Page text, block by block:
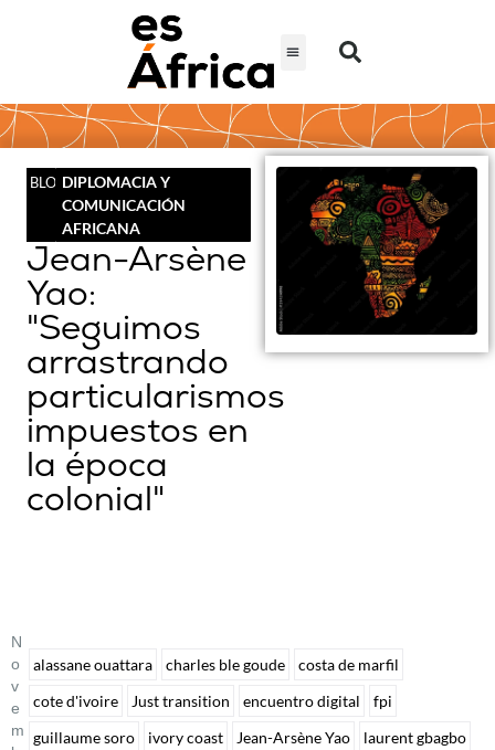
BLOGDIPLOMACIA Y
COMUNICACIÓN
AFRICANA
Jean-Arsène
Yao:
"Seguimos
arrastrando
particularismos
impuestos en
la época
colonial"
N
O
V
E
M
alassane ouattara charles ble goude
costa de marfil
cote d'ivoire
Just transition encuentro digital
fpi
guillaume soro
ivory coast Jean-Arsène Yao
laurent gbagbo